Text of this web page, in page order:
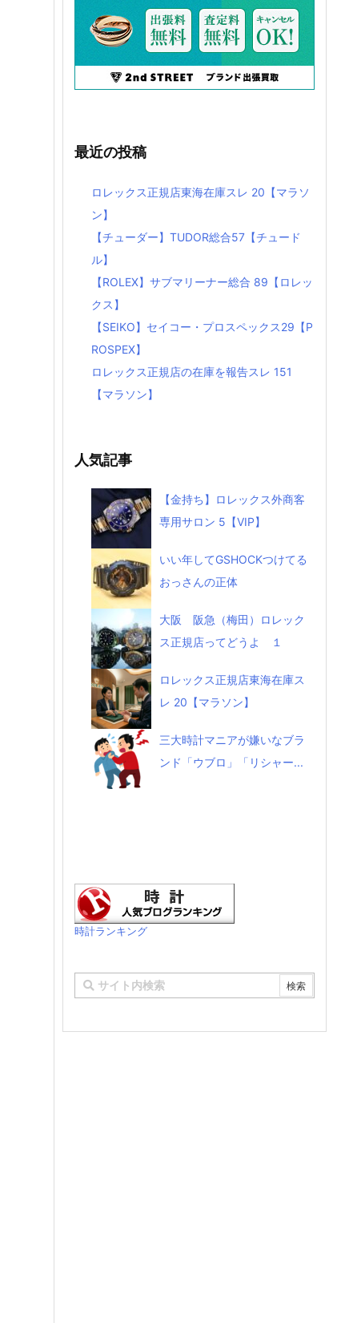
最近の投稿
ロレックス正規店東海在庫スレ 20【マラソ
ン】
【チューダー】TUDOR総合57【チュード
ル】
【ROLEX】サブマリーナー総合 89【ロレッ
クス】
【SEIKO】セイコー・プロスペックス29【P
ROSPEX】
ロレックス正規店の在庫を報告スレ 151
【マラソン】
人気記事
【金持ち】ロレックス外商客
専用サロン 5【VIP】
いい年してGSHOCKつけてる
おっさんの正体
大阪 阪急（梅田）ロレック
ス正規店ってどうよ １
ロレックス正規店東海在庫ス
レ 20【マラソン】
三大時計マニアが嫌いなブラ
ンド「ウブロ」「リシャー...
時計ランキング